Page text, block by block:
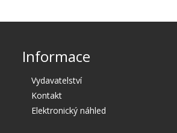
Informace
Vydavatelství
Kontakt
Elektronický náhled